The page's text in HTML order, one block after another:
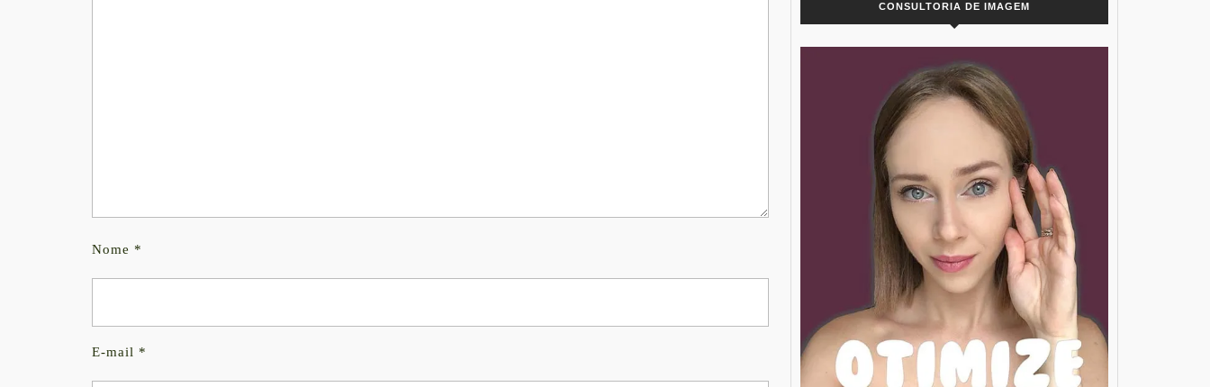
Nome *
E-mail *
CONSULTORIA DE IMAGEM